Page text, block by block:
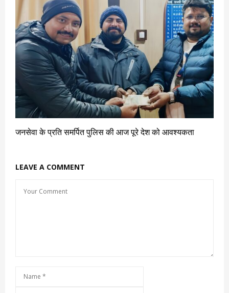
जनसेवा के प्रति समर्पित पुलिस की आज पूरे देश को आवश्यकता
LEAVE A COMMENT